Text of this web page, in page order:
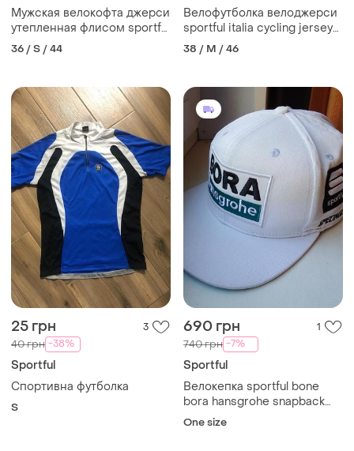
Мужская велокофта джерси
утепленная флисом sportful
rapha assos - s
36 / S / 44
Велофутболка велоджерси
sportful italia cycling jersey
finisher tirol (m)
38 / M / 46
25 грн 3
40 грн -38%
Sportful
Спортивна футболка
S
690 грн 1
740 грн -7%
Sportful
Велокепка sportful bone
bora hansgrohe snapback
2021 cycling podium cap
One size